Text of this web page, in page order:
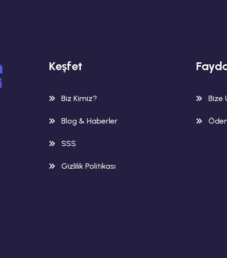
Keşfet
Biz Kimiz?
Blog & Haberler
SSS
Gizlilik Politikası
Bize